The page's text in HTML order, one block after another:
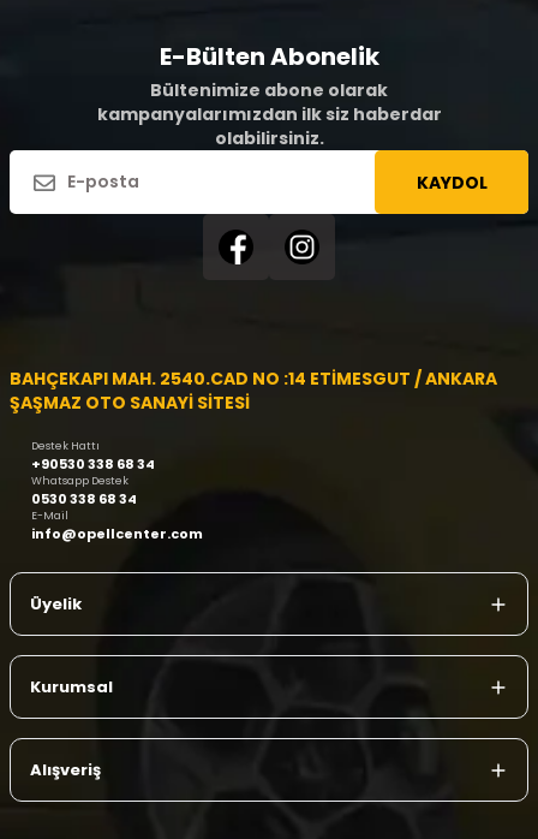
E-Bülten Abonelik
Bültenimize abone olarak
kampanyalarımızdan ilk siz haberdar
olabilirsiniz.
KAYDOL
BAHÇEKAPI MAH. 2540.CAD NO :14 ETİMESGUT / ANKARA
ŞAŞMAZ OTO SANAYİ SİTESİ
Destek Hattı
+90530 338 68 34
Whatsapp Destek
0530 338 68 34
E-Mail
info@opellcenter.com
Üyelik
Kurumsal
Alışveriş